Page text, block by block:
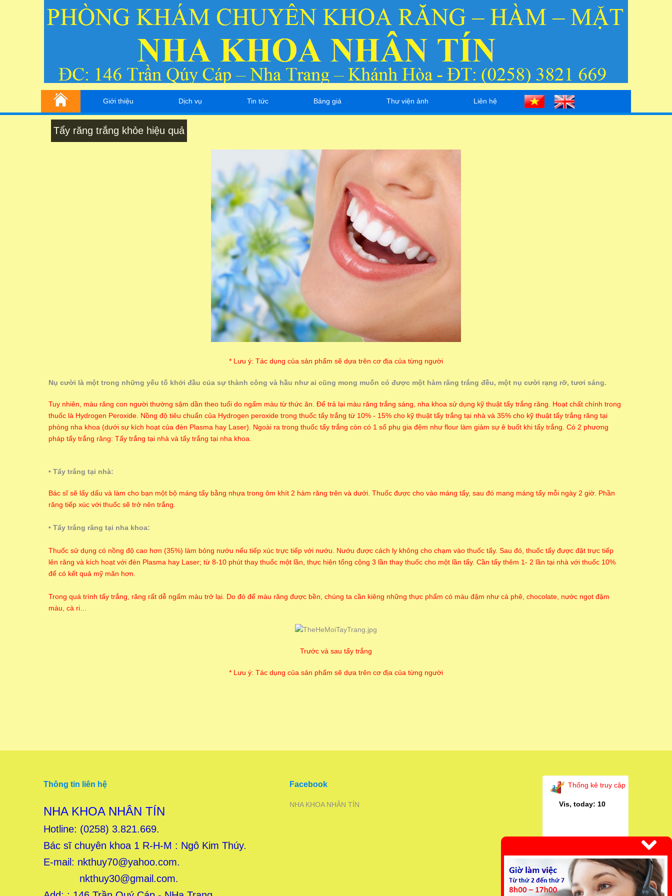
Giới thiệu Dịch vụ Tin tức Bảng giá Thư viện ảnh Liên hệ
Tẩy răng trắng khỏe hiệu quả
* Lưu ý: Tác dụng của sản phẩm sẽ dựa trên cơ địa của từng người
Nụ cười là một trong những yếu tố khởi đầu của sự thành công và hầu như ai cũng mong muốn có được một hàm răng trắng đều, một nụ cười rạng rỡ, tươi sáng.
Tuy nhiên, màu răng con người thường sậm dần theo tuổi do ngấm màu từ thức ăn. Để trả lại màu răng trắng sáng, nha khoa sử dụng kỹ thuật tẩy trắng răng. Hoạt chất chính trong
thuốc là Hydrogen Peroxide. Nồng độ tiêu chuẩn của Hydrogen peroxide trong thuốc tẩy trắng từ 10% - 15% cho kỹ thuật tẩy trắng tại nhà và 35% cho kỹ thuật tẩy trắng răng tại
phòng nha khoa (dưới sự kích hoạt của đèn Plasma hay Laser). Ngoài ra trong thuốc tẩy trắng còn có 1 số phụ gia đệm như flour làm giảm sự ê buốt khi tẩy trắng. Có 2 phương
pháp tẩy trắng răng: Tẩy trắng tại nhà và tẩy trắng tại nha khoa.
• Tẩy trắng tại nhà:
Bác sĩ sẽ lấy dấu và làm cho bạn một bộ máng tẩy bằng nhựa trong ôm khít 2 hàm răng trên và dưới. Thuốc được cho vào máng tẩy, sau đó mang máng tẩy mỗi ngày 2 giờ. Phần
răng tiếp xúc với thuốc sẽ trở nên trắng.
• Tẩy trắng răng tại nha khoa:
Thuốc sử dụng có nồng độ cao hơn (35%) làm bỏng nướu nếu tiếp xúc trực tiếp với nướu. Nướu được cách ly không cho chạm vào thuốc tẩy. Sau đó, thuốc tẩy được đặt trực tiếp
lên răng và kích hoạt với đèn Plasma hay Laser; từ 8-10 phút thay thuốc một lần, thực hiện tổng cộng 3 lần thay thuốc cho một lần tẩy. Cần tẩy thêm 1- 2 lần tại nhà với thuốc 10%
để có kết quả mỹ mãn hơn.
Trong quá trình tẩy trắng, răng rất dễ ngấm màu trở lại. Do đó để màu răng được bền, chúng ta cần kiêng những thực phẩm có màu đậm như cà phê, chocolate, nước ngọt đậm
màu, cà ri…
Trước và sau tẩy trắng
* Lưu ý: Tác dụng của sản phẩm sẽ dựa trên cơ địa của từng người
Thông tin liên hệ
NHA KHOA NHÂN TÍN
Hotline: (0258) 3.821.669.
Bác sĩ chuyên khoa 1 R-H-M : Ngô Kim Thúy.
E-mail: nkthuy70@yahoo.com.
nkthuy30@gmail.com.
Facebook
NHA KHOA NHÂN TÍN
Thống kê truy cập
Vis, today: 10